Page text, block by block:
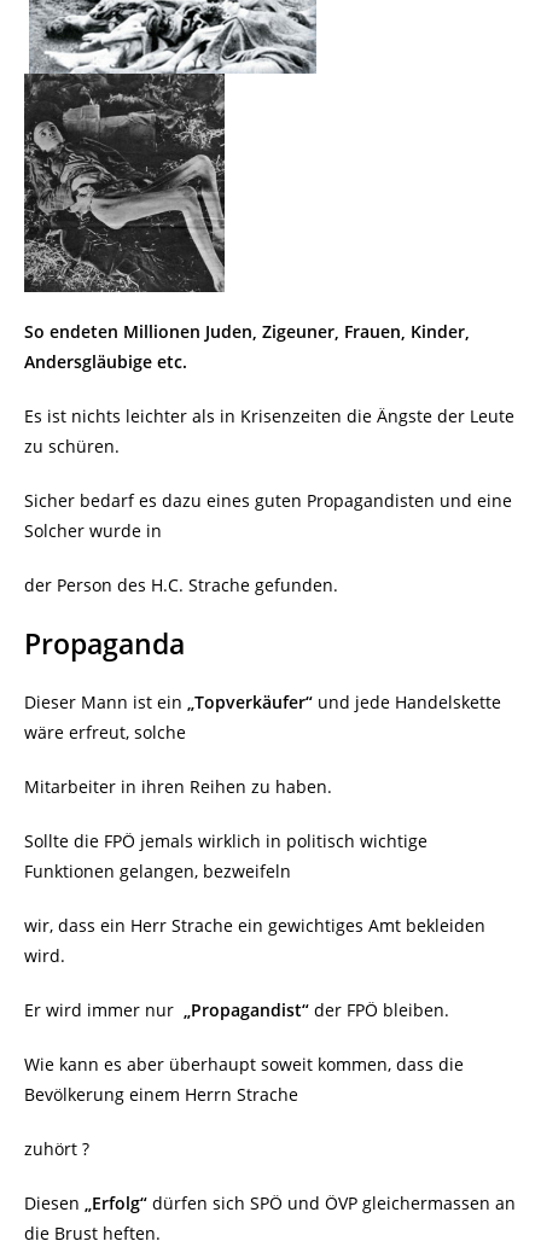
So endeten Millionen Juden, Zigeuner, Frauen, Kinder,
Andersgläubige etc.
Es ist nichts leichter als in Krisenzeiten die Ängste der Leute
zu schüren.
Sicher bedarf es dazu eines guten Propagandisten und eine
Solcher wurde in
der Person des H.C. Strache gefunden.
Propaganda
Dieser Mann ist ein „Topverkäufer“ und jede Handelskette
wäre erfreut, solche
Mitarbeiter in ihren Reihen zu haben.
Sollte die FPÖ jemals wirklich in politisch wichtige
Funktionen gelangen, bezweifeln
wir, dass ein Herr Strache ein gewichtiges Amt bekleiden
wird.
Er wird immer nur „Propagandist“ der FPÖ bleiben.
Wie kann es aber überhaupt soweit kommen, dass die
Bevölkerung einem Herrn Strache
zuhört ?
Diesen „Erfolg“ dürfen sich SPÖ und ÖVP gleichermassen an
die Brust heften.